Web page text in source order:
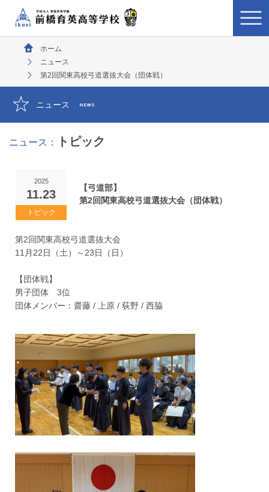
ホーム
ニュース
第2回関東高校弓道選抜大会（団体戦）
ニュース NEWS
ニュース： トピック
2025
11.23
【弓道部】
第2回関東高校弓道選抜大会（団体戦）
第2回関東高校弓道選抜大会
11月22日（土）～23日（日）
【団体戦】
男子団体 3位
団体メンバー：齋藤 / 上原 / 荻野 / 西脇